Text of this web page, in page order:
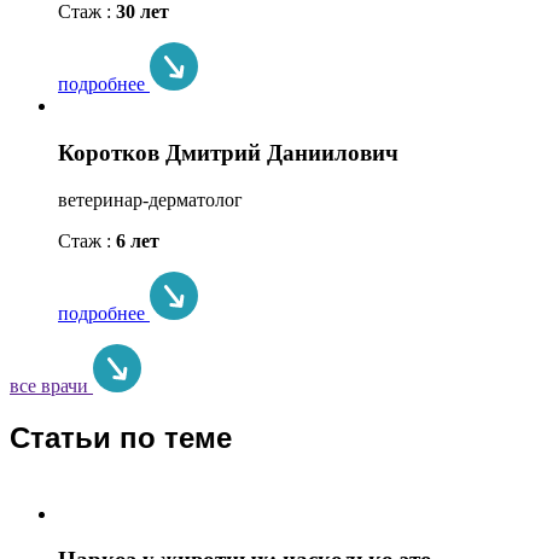
Стаж : 30 лет
подробнее
Коротков Дмитрий Даниилович
ветеринар-дерматолог
Стаж : 6 лет
подробнее
все врачи
Статьи по теме